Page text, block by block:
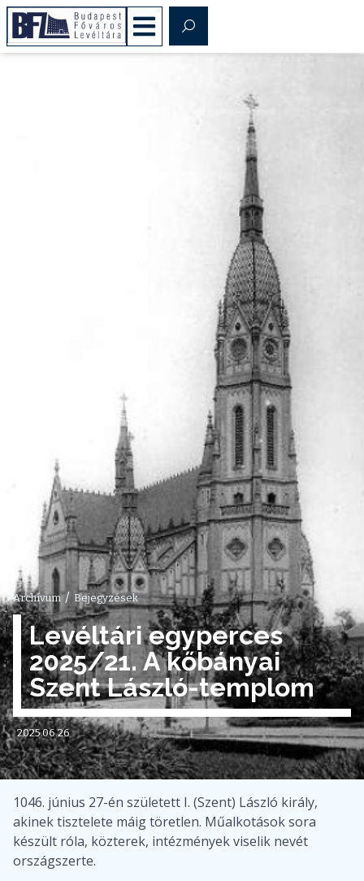
Archívum / Bejegyzések
Levéltári egyperces
2025/21. A kőbányai
Szent László-templom
2025.06.26
1046. június 27-én született I. (Szent) László király,
akinek tisztelete máig töretlen. Műalkotások sora
készült róla, közterek, intézmények viselik nevét
országszerte.